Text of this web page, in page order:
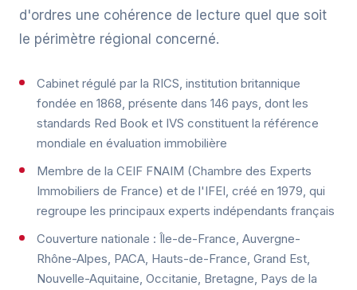
d'ordres une cohérence de lecture quel que soit
le périmètre régional concerné.
Cabinet régulé par la RICS, institution britannique
fondée en 1868, présente dans 146 pays, dont les
standards Red Book et IVS constituent la référence
mondiale en évaluation immobilière
Membre de la CEIF FNAIM (Chambre des Experts
Immobiliers de France) et de l'IFEI, créé en 1979, qui
regroupe les principaux experts indépendants français
Couverture nationale : Île-de-France, Auvergne-
Rhône-Alpes, PACA, Hauts-de-France, Grand Est,
Nouvelle-Aquitaine, Occitanie, Bretagne, Pays de la